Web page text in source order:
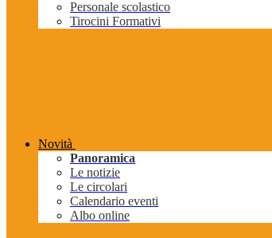
Personale scolastico
Tirocini Formativi
Novità
Panoramica
Le notizie
Le circolari
Calendario eventi
Albo online